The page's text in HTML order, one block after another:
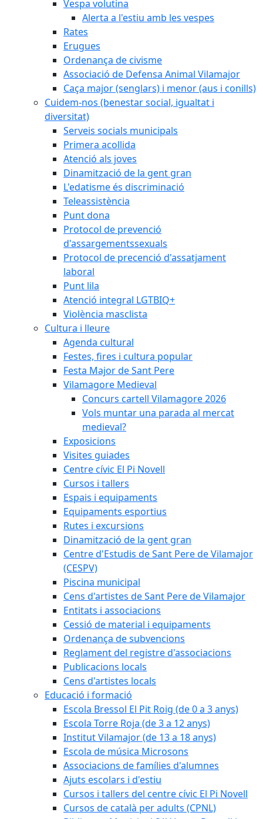
Vespa volutina
Alerta a l'estiu amb les vespes
Rates
Erugues
Ordenança de civisme
Associació de Defensa Animal Vilamajor
Caça major (senglars) i menor (aus i conills)
Cuidem-nos (benestar social, igualtat i
diversitat)
Serveis socials municipals
Primera acollida
Atenció als joves
Dinamització de la gent gran
L'edatisme és discriminació
Teleassistència
Punt dona
Protocol de prevenció
d'assargementssexuals
Protocol de precenció d'assatjament
laboral
Punt lila
Atenció integral LGTBIQ+
Violència masclista
Cultura i lleure
Agenda cultural
Festes, fires i cultura popular
Festa Major de Sant Pere
Vilamagore Medieval
Concurs cartell Vilamagore 2026
Vols muntar una parada al mercat
medieval?
Exposicions
Visites guiades
Centre cívic El Pi Novell
Cursos i tallers
Espais i equipaments
Equipaments esportius
Rutes i excursions
Dinamització de la gent gran
Centre d'Estudis de Sant Pere de Vilamajor
(CESPV)
Piscina municipal
Cens d'artistes de Sant Pere de Vilamajor
Entitats i associacions
Cessió de material i equipaments
Ordenança de subvencions
Reglament del registre d'associacions
Publicacions locals
Cens d'artistes locals
Educació i formació
Escola Bressol El Pit Roig (de 0 a 3 anys)
Escola Torre Roja (de 3 a 12 anys)
Institut Vilamajor (de 13 a 18 anys)
Escola de música Microsons
Associacions de famílies d'alumnes
Ajuts escolars i d'estiu
Cursos i tallers del centre cívic El Pi Novell
Cursos de català per adults (CPNL)